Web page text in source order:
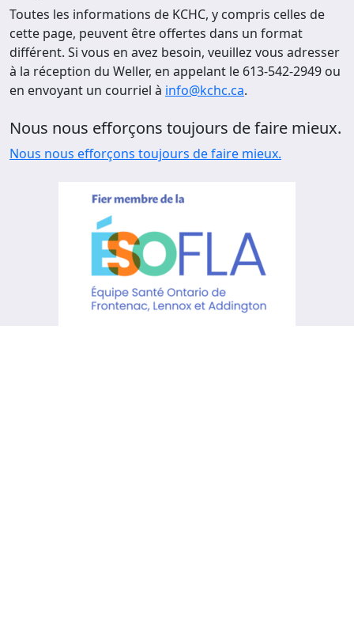
Toutes les informations de KCHC, y compris celles de
cette page, peuvent être offertes dans un format
différent. Si vous en avez besoin, veuillez vous adresser
à la réception du Weller, en appelant le 613-542-2949 ou
en envoyant un courriel à info@kchc.ca.
Nous nous efforçons toujours de faire mieux.
Nous nous efforçons toujours de faire mieux.